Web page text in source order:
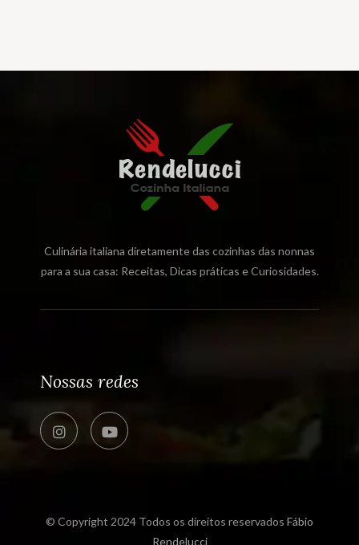
Culinária italiana diretamente das cozinhas das nonnas
para a sua casa: Receitas, Dicas práticas e Curiosidades.
Nossas redes
© Copyright 2024 Todos os direitos reservados Fábio
Rendelucci